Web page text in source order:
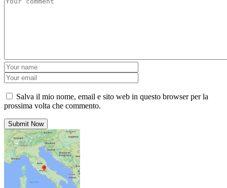
Salva il mio nome, email e sito web in questo browser per la
prossima volta che commento.